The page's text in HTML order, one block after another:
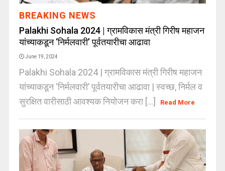
BREAKING NEWS
Palakhi Sohala 2024 | ग्रामविकास मंत्री गिरीष महाजन
यांच्याकडून ‘निर्मलवारी’ पूर्वतयारीचा आढावा
June 19, 2024
Palakhi Sohala 2024 | ग्रामविकास मंत्री गिरीष महाजन
यांच्याकडून ‘निर्मलवारी’ पूर्वतयारीचा आढावा | स्वच्छ, निर्मल व
सुरक्षित वारीसाठी आवश्यक नियोजन करा [...]
Read More